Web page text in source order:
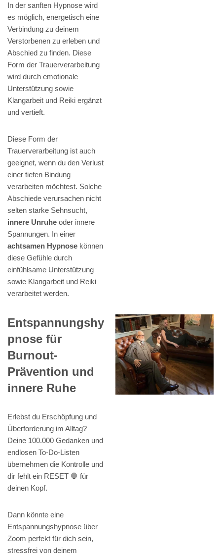
In der sanften Hypnose wird
es möglich, energetisch eine
Verbindung zu deinem
Verstorbenen zu erleben und
Abschied zu finden. Diese
Form der Trauerverarbeitung
wird durch emotionale
Unterstützung sowie
Klangarbeit und Reiki ergänzt
und vertieft.
Diese Form der
Trauerverarbeitung ist auch
geeignet, wenn du den Verlust
einer tiefen Bindung
verarbeiten möchtest. Solche
Abschiede verursachen nicht
selten starke Sehnsucht,
innere Unruhe oder innere
Spannungen. In einer
achtsamen Hypnose können
diese Gefühle durch
einfühlsame Unterstützung
sowie Klangarbeit und Reiki
verarbeitet werden.
Entspannungshy
pnose für
Burnout-
Prävention und
innere Ruhe
Erlebst du Erschöpfung und
Überforderung im Alltag?
Deine 100.000 Gedanken und
endlosen To-Do-Listen
übernehmen die Kontrolle und
dir fehlt ein RESET 🛑 für
deinen Kopf.
Dann könnte eine
Entspannungshypnose über
Zoom perfekt für dich sein,
stressfrei von deinem